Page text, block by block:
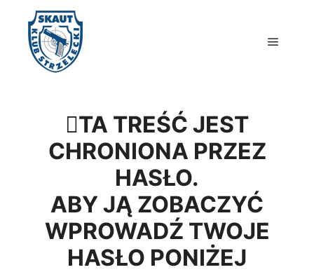
TA TREŚĆ JEST
CHRONIONA PRZEZ
HASŁO.
ABY JĄ ZOBACZYĆ
WPROWADŹ TWOJE
HASŁO PONIŻEJ